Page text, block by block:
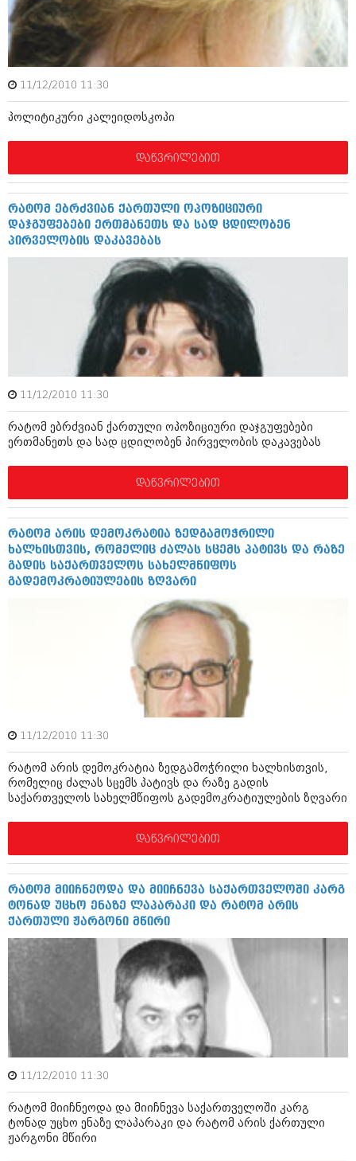
მედიცინა
კულინარია
ბიზნესსიახლეები
გვარები
კალეიდოსკოპი
ჰოროსკოპი და შეუცნობელი
კრიმინალი
რომანი და დეტექტივი
სახალისო ამბები
ქალი და მამაკაცი
ისტორია
სხვადასხვა
აგვისტო 2018 (162)
ივლისი 2018 (223)
ივნისი 2018 (244)
აპრილი 2018 (194)
თებერვალი 2018 (208)
იანვარი 2018 (215)
დეკემბერი 2017 (243)
ნოემბერი 2017 (212)
ოქტომბერი 2017 (231)
ივლისი 2017 (233)
ივნისი 2017 (265)
მაისი 2017 (216)
მარტი 2017 (212)
თებერვალი 2017 (205)
იანვარი 2017 (246)
დეკემბერი 2016 (207)
ნოემბერი 2016 (207)
ოქტომბერი 2016 (257)
სექტემბერი 2016 (224)
აგვისტო 2016 (258)
ივლისი 2016 (211)
ივნისი 2016 (221)
მაისი 2016 (261)
აპრილი 2016 (215)
მარტი 2016 (200)
კულინარია
ავტორჩევები
ბელადები
ბიზნესსიახლეები
იუმორი
კალეიდოსკოპი
ჰოროსკოპი და შეუცნობელი
კრიმინალი
რომანი და დეტექტივი
სახალისო ამბები
შოუბიზნესი
დაიჯესტი
ქალი და მამაკაცი
სხვადასხვა
ანონსი
არქივი
ოქტომბერი 2020 (209)
სექტემბერი 2020 (204)
11/12/2010 11:30
პოლიტიკური კალეიდოსკოპი
დაწვრილებით
რატომ ებრძვიან ქართული ოპოზიციური
დაჯგუფებები ერთმანეთს და სად ცდილობენ
პირველობის დაკავებას
11/12/2010 11:30
რატომ ებრძვიან ქართული ოპოზიციური დაჯგუფებები
ერთმანეთს და სად ცდილობენ პირველობის დაკავებას
დაწვრილებით
რატომ არის დემოკრატია ზედგამოჭრილი
ხალხისთვის, რომელიც ძალას სცემს პატივს და რაზე
გადის საქართველოს სახელმწიფოს
გადემოკრატიულების ზღვარი
11/12/2010 11:30
რატომ არის დემოკრატია ზედგამოჭრილი ხალხისთვის,
რომელიც ძალას სცემს პატივს და რაზე გადის
საქართველოს სახელმწიფოს გადემოკრატიულების ზღვარი
დაწვრილებით
რატომ მიიჩნეოდა და მიიჩნევა საქართველოში კარგ
ტონად უცხო ენაზე ლაპარაკი და რატომ არის
ქართული ჟარგონი მწირი
11/12/2010 11:30
რატომ მიიჩნეოდა და მიიჩნევა საქართველოში კარგ
ტონად უცხო ენაზე ლაპარაკი და რატომ არის ქართული
ჟარგონი მწირი